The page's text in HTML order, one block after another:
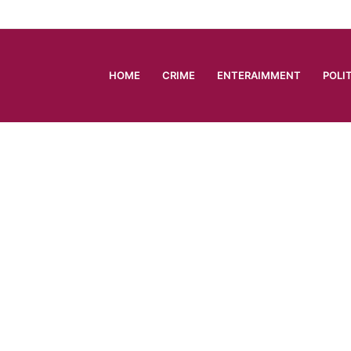
HOME CRIME ENTERAIMMENT